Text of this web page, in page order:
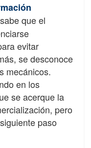
que el
evitar
se desconoce
mecánicos.
en los
se acerque la
pero
paso